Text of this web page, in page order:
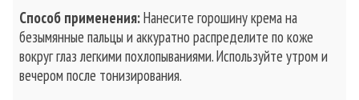
Способ применения:Нанесите горошину крема на
безымянные пальцы и аккуратно распределите по коже
вокруг глаз легкими похлопываниями. Используйте утром и
вечером после тонизирования.